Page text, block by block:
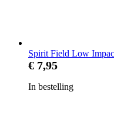
Spirit Field Low
€ 7,95
In bestelling